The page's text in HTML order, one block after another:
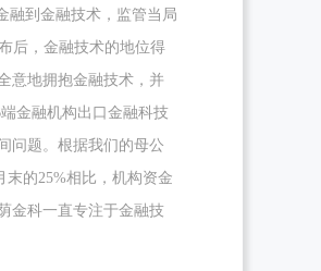
融到金融技术，监管当局
后，金融技术的地位得
意地拥抱金融技术，并
金融机构出口金融科技
问题。根据我们的母公
末的25%相比，机构资金
金科一直专注于金融技